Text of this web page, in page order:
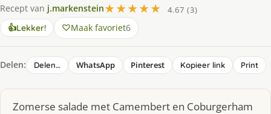
Recept van j.markenstein★★★★★
4.67 (3)
👍Lekker! Maak favoriet6
Delen: Delen… WhatsApp Pinterest Kopieer link Print
Zomerse salade met Camembert en Coburgerham